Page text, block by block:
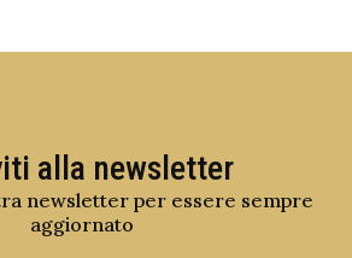
alla newsletter
newsletter per essere sempre
aggiornato